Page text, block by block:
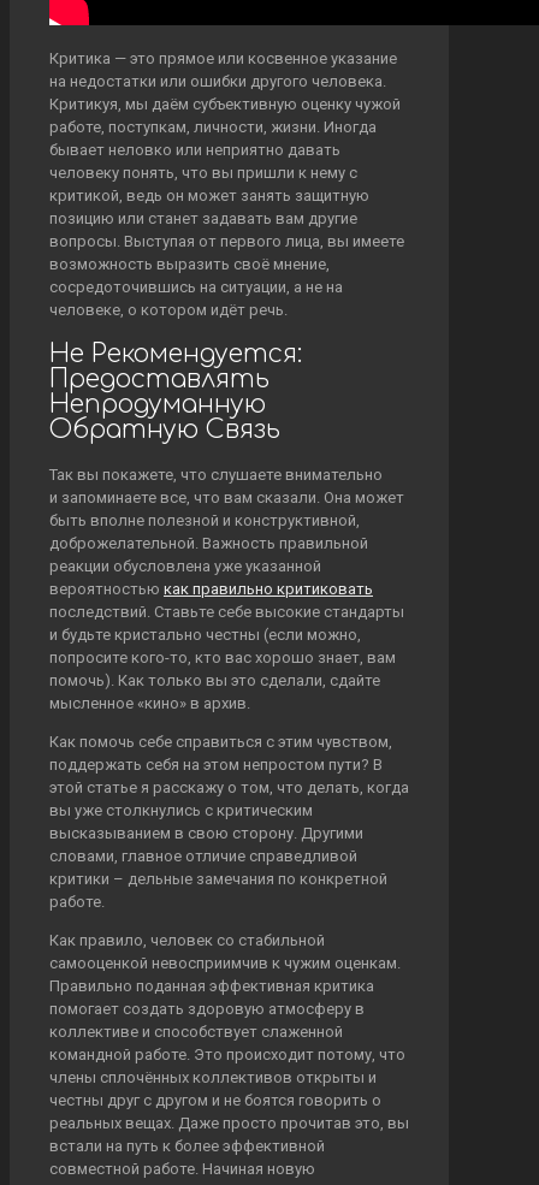
Критика — это прямое или косвенное указание
на недостатки или ошибки другого человека.
Критикуя, мы даём субъективную оценку чужой
работе, поступкам, личности, жизни. Иногда
бывает неловко или неприятно давать
человеку понять, что вы пришли к нему с
критикой, ведь он может занять защитную
позицию или станет задавать вам другие
вопросы. Выступая от первого лица, вы имеете
возможность выразить своё мнение,
сосредоточившись на ситуации, а не на
человеке, о котором идёт речь.
Не Рекомендуется:
Предоставлять
Непродуманную
Обратную Связь
Так вы покажете, что слушаете внимательно
и запоминаете все, что вам сказали. Она может
быть вполне полезной и конструктивной,
доброжелательной. Важность правильной
реакции обусловлена уже указанной
вероятностью как правильно критиковать
последствий. Ставьте себе высокие стандарты
и будьте кристально честны (если можно,
попросите кого-то, кто вас хорошо знает, вам
помочь). Как только вы это сделали, сдайте
мысленное «кино» в архив.
Как помочь себе справиться с этим чувством,
поддержать себя на этом непростом пути? В
этой статье я расскажу о том, что делать, когда
вы уже столкнулись с критическим
высказыванием в свою сторону. Другими
словами, главное отличие справедливой
критики – дельные замечания по конкретной
работе.
Как правило, человек со стабильной
самооценкой невосприимчив к чужим оценкам.
Правильно поданная эффективная критика
помогает создать здоровую атмосферу в
коллективе и способствует слаженной
командной работе. Это происходит потому, что
члены сплочённых коллективов открыты и
честны друг с другом и не боятся говорить о
реальных вещах. Даже просто прочитав это, вы
встали на путь к более эффективной
совместной работе. Начиная новую